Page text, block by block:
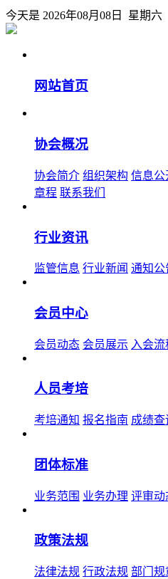
今天是 2026年08月08日 星期六
网站首页
协会概况
协会简介 组织架构 信息公
章程 联系我们
行业资讯
监管信息 行业新闻 通知公
会员中心
会员动态 会员展示 入会流
人员考培
考培通知 报名指南 成绩查
团体标准
业务范围 业务办理 评审动
政策法规
法律法规 行政法规 部门规